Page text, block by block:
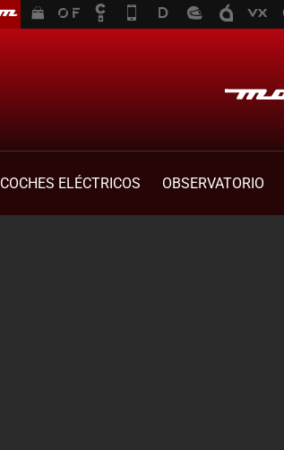
COCHES ELÉCTRICOS OBSERVATORIO